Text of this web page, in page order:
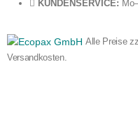
KUNDENSERVICE:
Alle Preise
Versandkosten.